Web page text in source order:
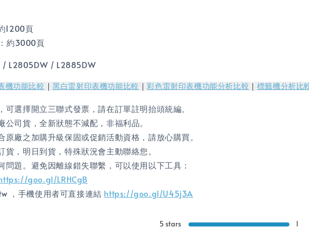
1200頁
約3000頁
/ L2805DW / L2885DW
機功能比較 ｜黑白雷射印表機功能比較 ｜彩色雷射印表機功能分析比較 ｜ 標籤機分析比
可選擇開立三聯式發票，請在訂單註明抬頭統編。
公司貨，全新狀態不減配，非福利品。
原廠之加購升級保固或促銷活動資格，請放心購買。
貨，明日到貨，特殊狀況會主動聯絡您。
問題。避免因離線錯失聯繫，可以使用以下工具：
goo.gl/LRHCgB
，手機使用者可直接連結 https://goo.gl/U45j3A
5 stars
1